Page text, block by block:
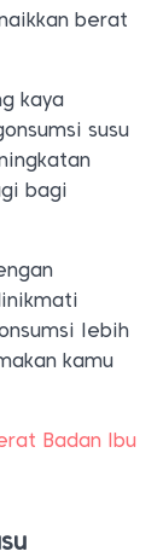
berat
kaya
susu
bagi
lebih
kamu
Badan Ibu